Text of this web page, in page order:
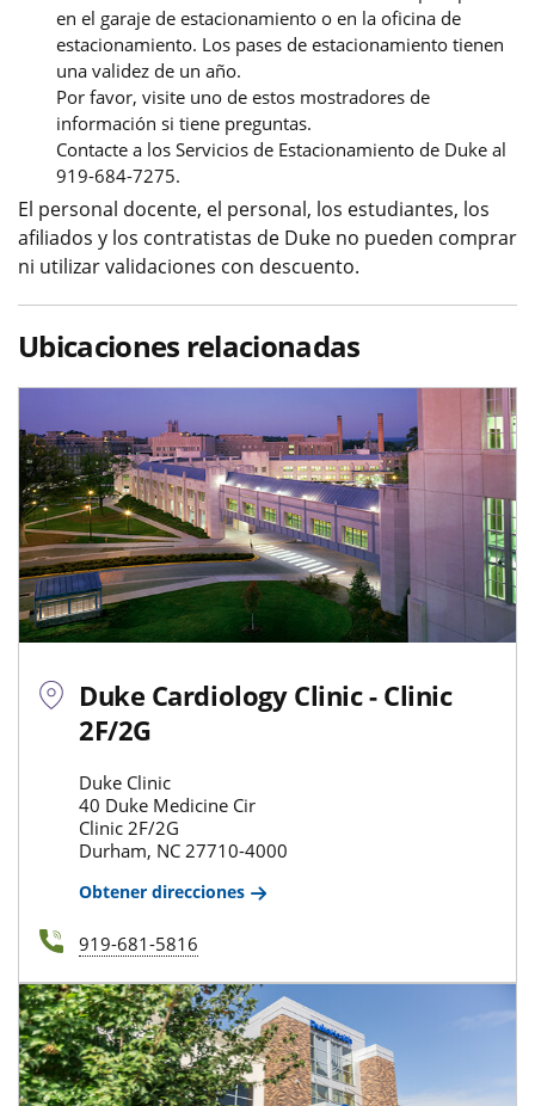
en el garaje de estacionamiento o en la oficina de
estacionamiento. Los pases de estacionamiento tienen
una validez de un año.
Por favor, visite uno de estos mostradores de
información si tiene preguntas.
Contacte a los Servicios de Estacionamiento de Duke al
919-684-7275.
El personal docente, el personal, los estudiantes, los
afiliados y los contratistas de Duke no pueden comprar
ni utilizar validaciones con descuento.
Ubicaciones relacionadas
Duke Cardiology Clinic - Clinic
2F/2G
Duke Clinic
40 Duke Medicine Cir
Clinic 2F/2G
Durham, NC 27710-4000
Obtener direcciones
919-681-5816